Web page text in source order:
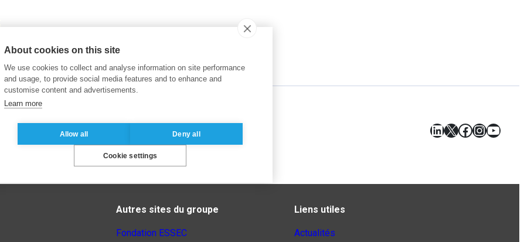
LinkedIn
X Facebook
Autres sites du groupe
Fondation ESSEC
Liens utiles
Actualités
About cookies on this site
We use cookies to collect and analyse information on site performance
and usage, to provide social media features and to enhance and
customise content and advertisements.
Learn more
Allow all Deny all
Cookie settings